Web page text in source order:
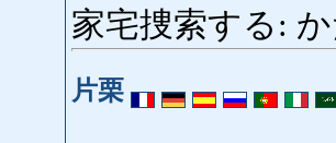
家宅捜索する: か
片栗